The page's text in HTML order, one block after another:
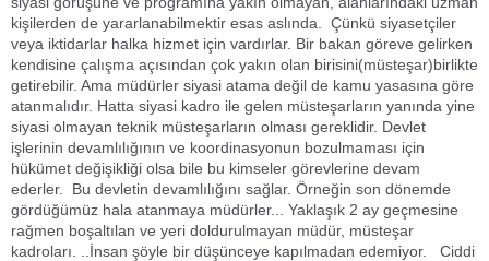
kişilerden de yararlanabilmektir esas aslında. Çünkü siyasetçiler
veya iktidarlar halka hizmet için vardırlar. Bir bakan göreve gelirken
kendisine çalışma açısından çok yakın olan birisini(müsteşar)birlikte
getirebilir. Ama müdürler siyasi atama değil de kamu yasasına göre
atanmalıdır. Hatta siyasi kadro ile gelen müsteşarların yanında yine
siyasi olmayan teknik müsteşarların olması gereklidir. Devlet
işlerinin devamlılığının ve koordinasyonun bozulmaması için
hükümet değişikliği olsa bile bu kimseler görevlerine devam
ederler. Bu devletin devamlılığını sağlar. Örneğin son dönemde
gördüğümüz hala atanmaya müdürler... Yaklaşık 2 ay geçmesine
rağmen boşaltılan ve yeri doldurulmayan müdür, müsteşar
kadroları. ..İnsan şöyle bir düşünceye kapılmadan edemiyor. Ciddi